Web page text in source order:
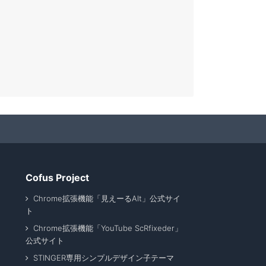
Cofus Project
Chrome拡張機能「見えーるAlt」公式サイ
ト
Chrome拡張機能「YouTube ScRfixeder」
公式サイト
STINGER専用シンプルデザイン子テーマ